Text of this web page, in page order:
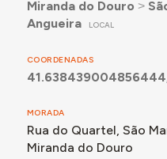
Miranda do Douro ˃
Angueira
LOCAL
COORDENADAS
MORADA
Rua do Quartel, São
Miranda do Douro